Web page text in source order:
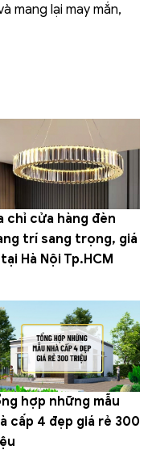
mang lại may mắn,
chỉ cửa hàng đèn
trí sang trọng, giá
Hà Nội Tp.HCM
hợp những mẫu
cấp 4 đẹp giá rẻ 300